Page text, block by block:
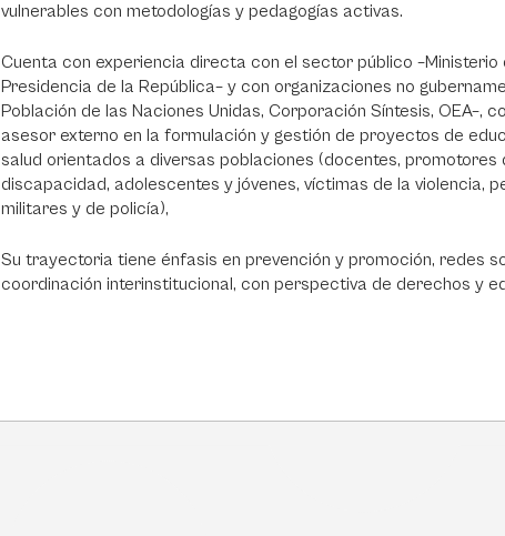
vulnerables con metodologías y pedagogías activas.
Cuenta con experiencia directa con el sector público –Ministerio
Presidencia de la República– y con organizaciones no
Población de las Naciones Unidas, Corporación Síntesis, OEA–,
asesor externo en la formulación y gestión de proyectos de
salud orientados a diversas poblaciones (docentes, promotores
discapacidad, adolescentes y jóvenes, víctimas de la violencia,
militares y de policía),
Su trayectoria tiene énfasis en prevención y promoción, redes
coordinación interinstitucional, con perspectiva de derechos y